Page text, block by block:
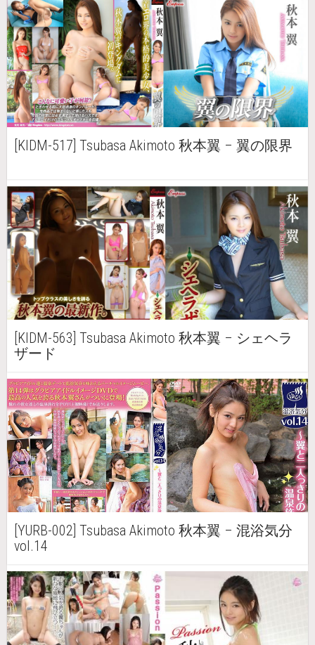
[KIDM-517] Tsubasa Akimoto 秋本翼 – 翼の限界
[KIDM-563] Tsubasa Akimoto 秋本翼 – シェヘラ
ザード
[YURB-002] Tsubasa Akimoto 秋本翼 – 混浴気分
vol.14